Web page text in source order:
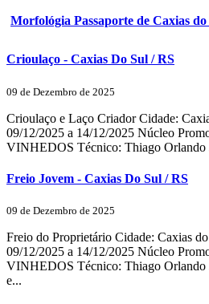
Morfológia Passaporte de Caxias
Crioulaço - Caxias Do Sul / RS
09 de Dezembro de 2025
Crioulaço e Laço Criador Cidade:
09/12/2025 a 14/12/2025 Núcleo
VINHEDOS Técnico: Thiago Orlando
Freio Jovem - Caxias Do Sul / RS
09 de Dezembro de 2025
Freio do Proprietário Cidade: Caxias
09/12/2025 a 14/12/2025 Núcleo
VINHEDOS Técnico: Thiago Orlando
e...